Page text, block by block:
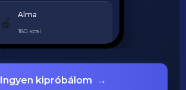
🍎
Alma
180 kcal
Grillezett csirke
420 kcal
Ingyen kipróbálom →